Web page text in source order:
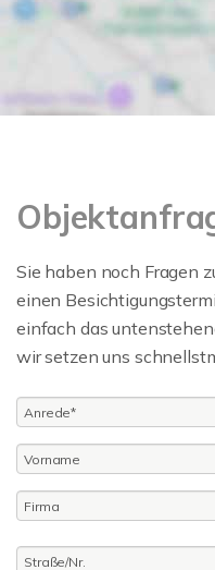
Sie haben noch Fragen
einen
einfach das
wir setzen uns